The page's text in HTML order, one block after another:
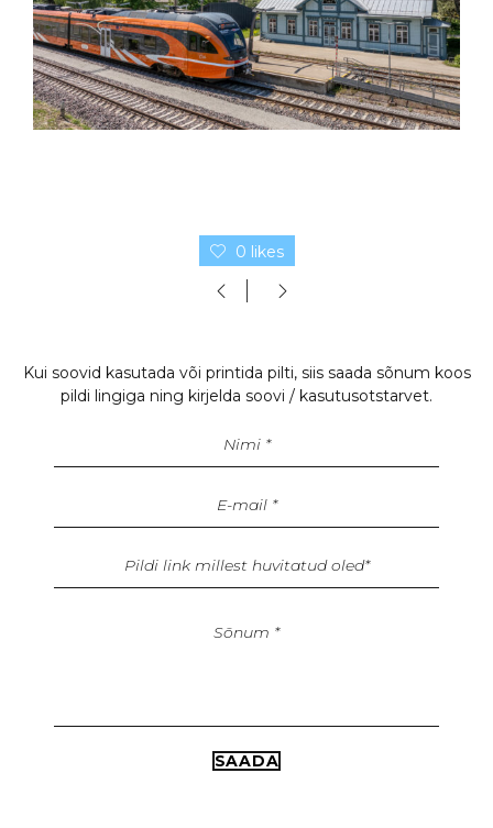
0 likes
Kui soovid kasutada või printida pilti, siis saada sõnum koos
pildi lingiga ning kirjelda soovi / kasutusotstarvet.